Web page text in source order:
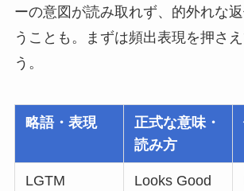
ーの意図が読み取れず、的外れな
うことも。まずは頻出表現を押さ
う。
略語・表現
正式な意味・
読み方
LGTM
Looks Good